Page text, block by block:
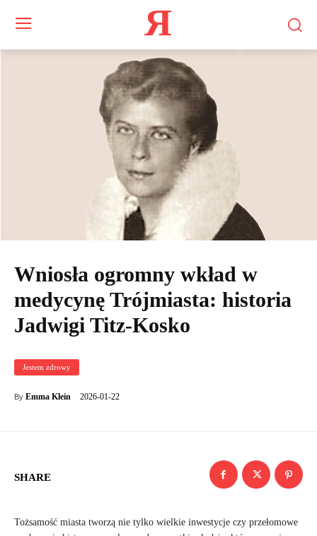
Я
Wniosła ogromny wkład w
medycynę Trójmiasta: historia
Jadwigi Titz-Kosko
Jestem zdrowy
By Emma Klein 2026-01-22
SHARE
Tożsamość miasta tworzą nie tylko wielkie inwestycje czy przełomowe